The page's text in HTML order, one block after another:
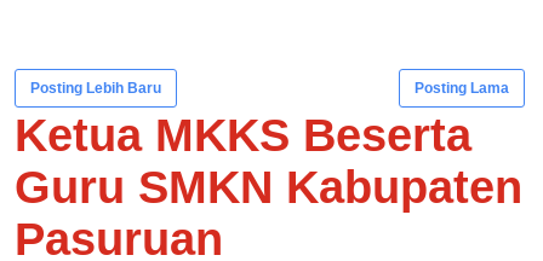
Posting Lebih Baru Posting Lama
Ketua MKKS Beserta
Guru SMKN Kabupaten
Pasuruan